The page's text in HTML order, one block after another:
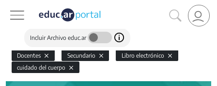
Incluir Archivo educ.ar
Docentes Secundario
Libro electrónico
cuidado del cuerpo